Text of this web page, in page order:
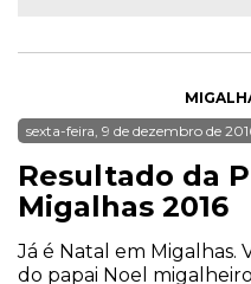
sexta-feira, 9 de dezembro de
Resultado da
Migalhas 2016
Já é Natal em Migalhas.
do papai Noel